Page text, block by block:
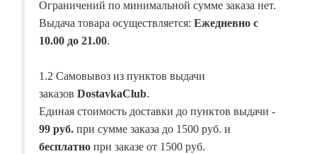
Ограничений по минимальной сумме заказа нет.
Выдача товара осуществляется: Ежедневно с
10.00 до 21.00.
1.2 Самовывоз из пунктов выдачи
заказов DostavkaClub.
Единая стоимость доставки до пунктов выдачи -
99 руб. при сумме заказа до 1500 руб. и
бесплатно при заказе от 1500 руб.